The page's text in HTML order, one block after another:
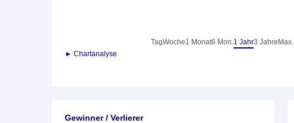
TagWoche1 Monat6 Mon.1 Jahr3 Jahre Max.
► Chartanalyse
Gewinner / Verlierer